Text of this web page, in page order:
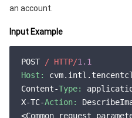
an account.
Input Example
POST / HTTP/1.1
Host:
Content-Type:
X-TC-Action:
<Common request